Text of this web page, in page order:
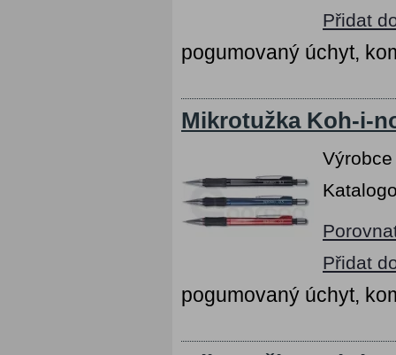
Přidat
pogumovaný úchyt,
Mikrotužka Koh-i-
Přidat
pogumovaný úchyt,